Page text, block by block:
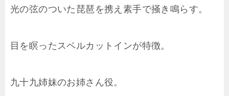
光の弦のついた琵琶を携え素手で掻き鳴らす。
目を瞑ったスペルカットインが特徴。
九十九姉妹のお姉さん役。